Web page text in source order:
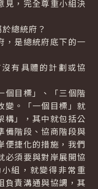
見，完全尊重小組決
總統府？
是總統府底下的一
有具體的計劃或協
目標」、「三個階
變。「一個目標」就
構」，其中就包括公
備階段、協商階段與
便捷化的措施，我們
必須要與對岸展開協
組，就變得非常重
負責溝通與協調，其